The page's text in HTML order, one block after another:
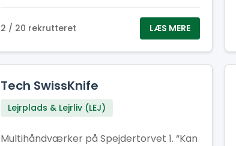
2 / 20 rekrutteret LÆS MERE
Tech SwissKnife
Lejrplads & Lejrliv (LEJ)
Multihåndværker på Spejdertorvet 1. “Kan